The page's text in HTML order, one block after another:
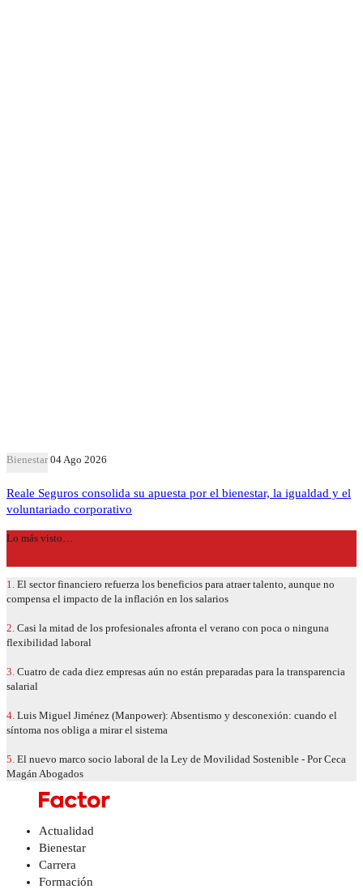
Bienestar 04 Ago 2026
Reale Seguros consolida su apuesta por el bienestar, la igualdad y el
voluntariado corporativo
Lo más visto…
1. El sector financiero refuerza los beneficios para atraer talento, aunque no
compensa el impacto de la inflación en los salarios
2. Casi la mitad de los profesionales afronta el verano con poca o ninguna
flexibilidad laboral
3. Cuatro de cada diez empresas aún no están preparadas para la transparencia
salarial
4. Luis Miguel Jiménez (Manpower): Absentismo y desconexión: cuando el
síntoma nos obliga a mirar el sistema
5. El nuevo marco socio laboral de la Ley de Movilidad Sostenible - Por Ceca
Magán Abogados
Actualidad
Bienestar
Carrera
Formación